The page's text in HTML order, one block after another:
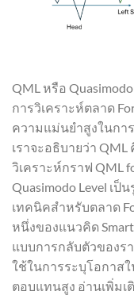
QML หรือ
การวิเคราะห์ตลาด
ความแม่นยำสูงในกา
เราจะอธิบายว่า
วิเคราะห์กราฟ QML
Quasimodo Level เ
เทคนิคสำหรับตลาด
หนึ่งของแนวคิด Smart
แบบการกลับตัวของร
ใช้ในการระบุโอกาส
ตอบแทนสูง อ่านเพิ่มเ